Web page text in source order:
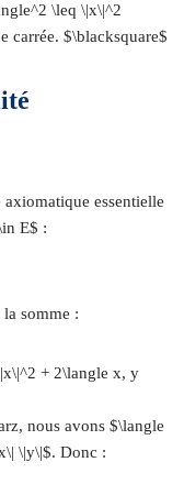
\leq \|x\|^2
carrée. $\blacksquare$
essentielle
E$ :
somme :
+ 2\langle x, y
nous avons $\langle
\|y\|$. Donc :